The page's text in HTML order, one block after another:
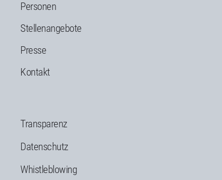
Personen
Stellenangebote
Presse
Kontakt
Transparenz
Datenschutz
Whistleblowing